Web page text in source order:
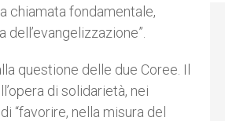
chiamata fondamentale,
questione delle due Coree. Il
di solidarietà, nei
“favorire, nella misura del